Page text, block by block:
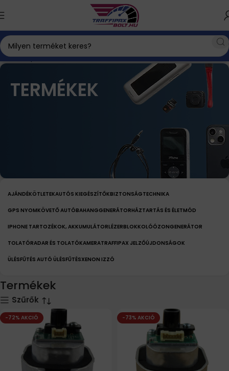
Kezdőlap Termékek 4. oldal
TERMÉKEK
AJÁNDÉKÖTLETEKAUTÓS KIEGÉSZÍTŐKBIZTONSÁGTECHNIKA
GPS NYOMKÖVETŐ AUTÓBAHANGGENERÁTORHÁZTARTÁS ÉS ÉLETMÓD
IPHONE TARTOZÉKOK, AKKUMULÁTORLÉZERBLOKKOLÓÓZONGENERÁTOR
TOLATÓRADAR ÉS TOLATÓKAMERATRAFFIPAX JELZŐÚJDONSÁGOK
ÜLÉSFŰTÉS AUTÓ ÜLÉSFŰTÉSXENON IZZÓ
Termékek
Szűrők
-72% AKCIÓ -73% AKCIÓ